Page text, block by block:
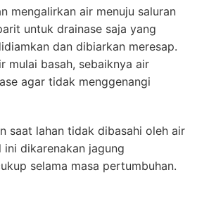
mengalirkan air menuju saluran
untuk drainase saja yang
dan dibiarkan meresap.
mulai basah, sebaiknya air
agar tidak menggenangi
saat lahan tidak dibasahi oleh air
dikarenakan jagung
selama masa pertumbuhan.